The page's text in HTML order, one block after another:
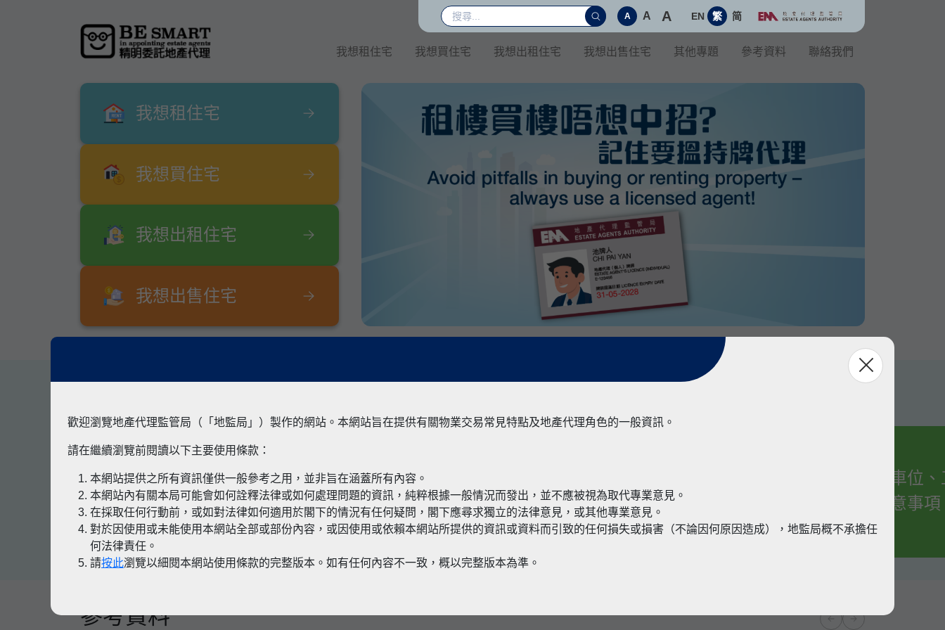
A A A EN 繁 简
我想租住宅 我想買住宅 我想出租住宅 我想出售住宅 其他專題 參考資料 聯絡我們
我想租住宅
我想買住宅
我想出租住宅
我想出售住宅
有關凶宅 有關境外物業
有關車位
的注意事項
參考資料
歡迎瀏覽地產代理監管局（「地監局」）製作的網站。本網站旨在提供有關物業交易常見特點及地產代理角色的一般資訊。
請在繼續瀏覽前閱讀以下主要使用條款：
本網站提供之所有資訊僅供一般參考之用，並非旨在涵蓋所有內容。
本網站內有關本局可能會如何詮釋法律或如何處理問題的資訊，純粹根據一般情況而發出，並不應被視為取代專業意見。
在採取任何行動前，或如對法律如何適用於閣下的情況有任何疑問，閣下應尋求獨立的法律意見，或其他專業意見。
對於因使用或未能使用本網站全部或部份內容，或因使用或依賴本網站所提供的資訊或資料而引致的任何損失或損害（不論因何原因造成），地監局概不承擔任
何法律責任。
請按此瀏覽以細閱本網站使用條款的完整版本。如有任何內容不一致，概以完整版本為準。